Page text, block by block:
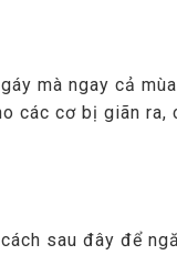
mà ngay cả
các cơ bị giãn
sau đây để